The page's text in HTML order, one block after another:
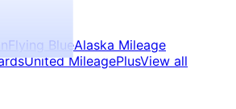
Flying BlueAlaska Mileage
United MileagePlusView all